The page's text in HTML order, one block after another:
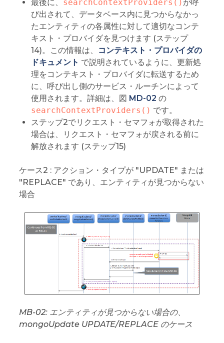
最後に、 searchContextProviders() が呼
び出されて、データベース内に見つからなかっ
たエンティティの各属性に対して適切なコンテ
キスト・プロバイダを見つけます (ステップ
14)。この情報は、
コンテキスト・プロバイダの
ドキュメント で説明されているように、更新処
理をコンテキスト・プロバイダに転送するため
に、呼び出し側のサービス・ルーチンによって
使用されます。詳細は、図 MD-02 の
searchContextProviders() です。
ステップ2でリクエスト・セマフォが取得された
場合は、リクエスト・セマフォが戻される前に
解放されます (ステップ15)
ケース2 : アクション・タイプが "UPDATE" または
"REPLACE" であり、エンティティが見つからない
場合
MB-02: エンティティが見つからない場合の、
mongoUpdate UPDATE/REPLACE のケース